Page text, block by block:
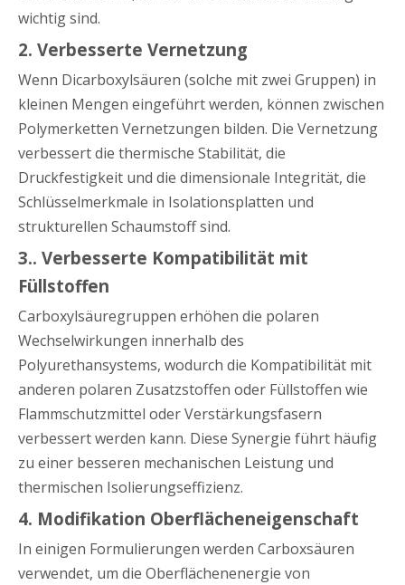
wichtig sind.
2. Verbesserte Vernetzung
Wenn Dicarboxylsäuren (solche mit zwei Gruppen) in
kleinen Mengen eingeführt werden, können zwischen
Polymerketten Vernetzungen bilden. Die Vernetzung
verbessert die thermische Stabilität, die
Druckfestigkeit und die dimensionale Integrität, die
Schlüsselmerkmale in Isolationsplatten und
strukturellen Schaumstoff sind.
3.. Verbesserte Kompatibilität mit
Füllstoffen
Carboxylsäuregruppen erhöhen die polaren
Wechselwirkungen innerhalb des
Polyurethansystems, wodurch die Kompatibilität mit
anderen polaren Zusatzstoffen oder Füllstoffen wie
Flammschutzmittel oder Verstärkungsfasern
verbessert werden kann. Diese Synergie führt häufig
zu einer besseren mechanischen Leistung und
thermischen Isolierungseffizienz.
4. Modifikation Oberflächeneigenschaft
In einigen Formulierungen werden Carboxsäuren
verwendet, um die Oberflächenenergie von